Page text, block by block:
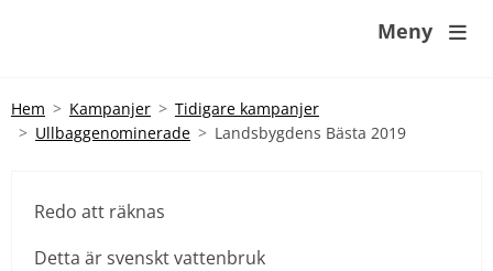
Meny 
Hem Kampanjer
Tidigare kampanjer
Ullbaggenominerade
Landsbygdens Bästa 2019
Redo att räknas
Detta är svenskt vattenbruk